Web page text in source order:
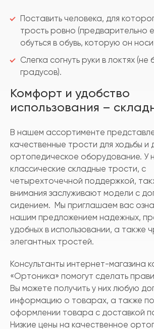
Поставить человека, для
трость ровно (предварительно
обуться в обувь, которую он
Слегка согнуть руки в локтях
градусов).
Комфорт и удобство
использования –
В нашем ассортименте
качественные трости для ходьбы и
ортопедическое оборудование. У
классические складные трости, с
четырехточечной поддержкой,
внимания заслуживают модели с
сидением. Мы приглашаем вас
нашим предложением надежных,
удобных в использовании, а также
элегантных тростей.
Консультанты интернет-магазина
«Ортоника» помогут сделать
Вы можете получить у них любую
информацию о товарах, а также
оформлении товара с доставкой
Низкие цены на качественное